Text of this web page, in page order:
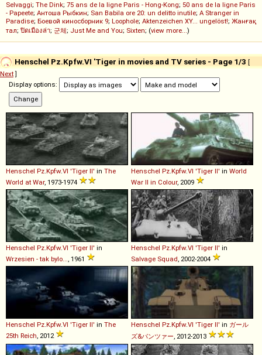
Selvaggi; The Dink; 75 ans de la ligne Paris - Hong-Kong; 50 ans de la ligne Paris
- Papeete; Антоша Рыбкин; San Babila ore 20: un delitto inutile; A Stranger in
Paradise; Боевой киносборник 9; Loophole; Aktenzeichen XY... ungelöst!; Жанғақ
тал; ปิดเมืองล่า; 군체; Just Me and You; Sixten; (view more...)
Henschel Pz.Kpfw.VI 'Tiger in movies and TV series - Page 1/3 [
Next]
Display options:
Henschel Pz Kpfw.VI 'Tiger II' in The
World at War, 1973-1974
Henschel Pz Kpfw.VI 'Tiger II' in World
War II in Colour, 2009
Henschel Pz Kpfw.VI 'Tiger II' in
Wrzesien - tak bylo...
, 1961
Henschel Pz Kpfw.VI 'Tiger II' in
Salvage Squad , 2002-2004
Henschel Pz Kpfw.VI 'Tiger II' in The
25th Reich , 2012
Henschel Pz Kpfw.VI 'Tiger II' in ガール
ズ&パンツァー , 2012-2013